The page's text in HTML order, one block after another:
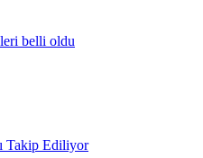
belli oldu
Takip Ediliyor